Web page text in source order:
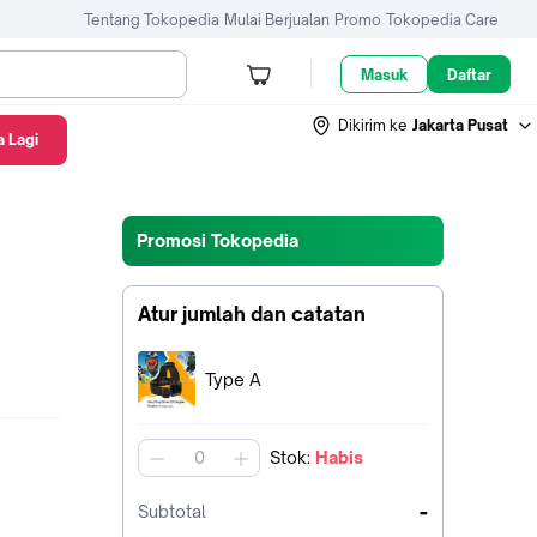
Tentang Tokopedia Mulai Berjualan Promo Tokopedia Care
Masuk Daftar
Dikirim ke Jakarta Pusat
Promosi Tokopedia
Atur jumlah dan catatan
Terpilih:
Type A
jumlah Stok: Habis
Subtotal -
Lagi